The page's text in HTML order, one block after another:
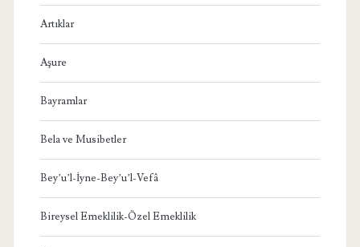
Artıklar
Aşure
Bayramlar
Bela ve Musibetler
Bey’u’l-İyne-Bey’u’l-Vefâ
Bireysel Emeklilik-Özel Emeklilik